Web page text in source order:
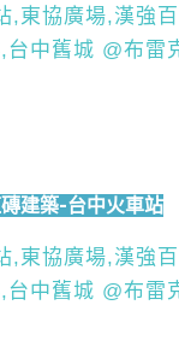
磚建築-台中火車站